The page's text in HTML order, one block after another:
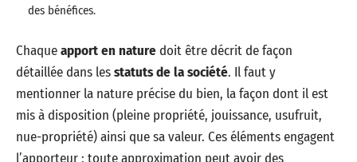
des bénéfices.
Chaqueapport en naturedoit être décrit de façon
détaillée dans lesstatuts de la société. Il faut y
mentionner la nature précise du bien, la façon dont il est
mis à disposition (pleine propriété, jouissance, usufruit,
nue-propriété) ainsi que sa valeur. Ces éléments engagent
l’apporteur : toute approximation peut avoir des